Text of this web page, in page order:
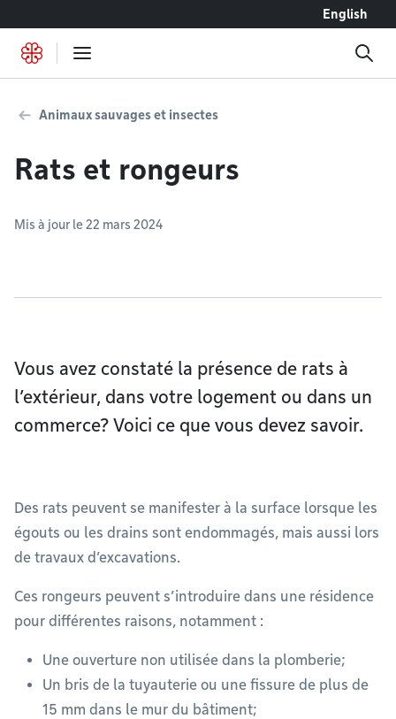
English
Animaux sauvages et insectes
Rats et rongeurs
Mis à jour le 22 mars 2024
Vous avez constaté la présence de rats à
l’extérieur, dans votre logement ou dans un
commerce? Voici ce que vous devez savoir.
Des rats peuvent se manifester à la surface lorsque les
égouts ou les drains sont endommagés, mais aussi lors
de travaux d’excavations.
Ces rongeurs peuvent s’introduire dans une résidence
pour différentes raisons, notamment :
Une ouverture non utilisée dans la plomberie;
Un bris de la tuyauterie ou une fissure de plus de
15 mm dans le mur du bâtiment;